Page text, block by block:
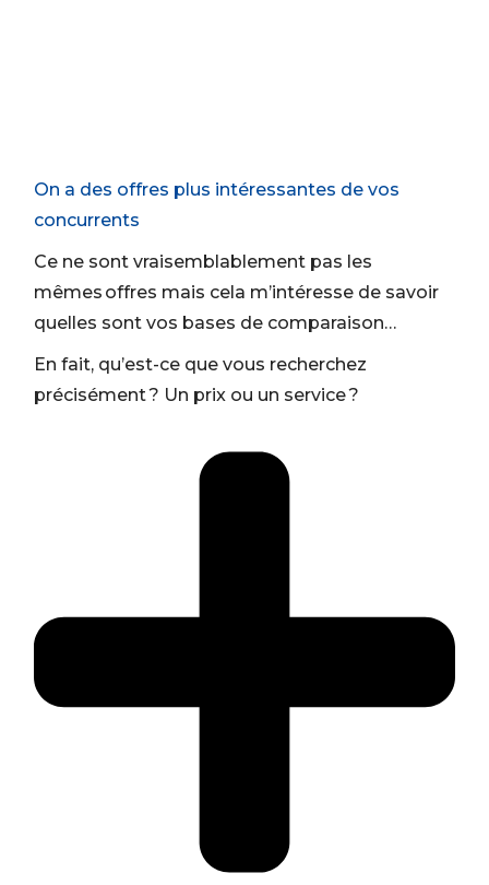
On a des offres plus intéressantes de vos
concurrents
Ce ne sont vraisemblablement pas les
mêmes offres mais cela m’intéresse de savoir
quelles sont vos bases de comparaison…
En fait, qu’est-ce que vous recherchez
précisément ? Un prix ou un service ?